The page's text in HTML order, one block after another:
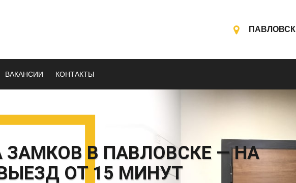
ПАВЛОВСК
ВАКАНСИИ КОНТАКТЫ
ЗАМКОВ В ПАВЛОВСКЕ — НА
ОТ 15 МИНУТ